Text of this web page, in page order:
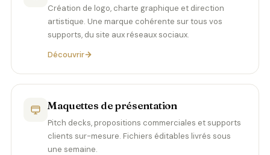
Création de logo, charte graphique et direction
artistique. Une marque cohérente sur tous vos
supports, du site aux réseaux sociaux.
Découvrir
Maquettes de présentation
Pitch decks, propositions commerciales et supports
clients sur-mesure. Fichiers éditables livrés sous
une semaine.